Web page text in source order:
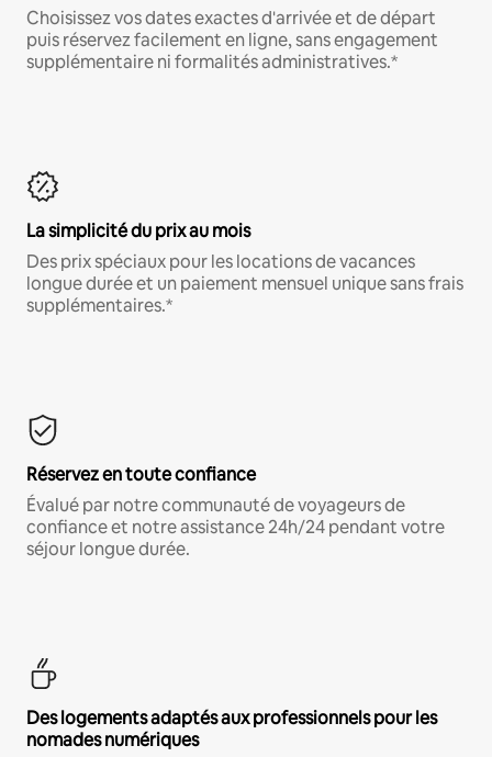
Choisissez vos dates exactes d'arrivée et de départ
puis réservez facilement en ligne, sans engagement
supplémentaire ni formalités administratives.*
La simplicité du prix au mois
Des prix spéciaux pour les locations de vacances
longue durée et un paiement mensuel unique sans frais
supplémentaires.*
Réservez en toute confiance
Évalué par notre communauté de voyageurs de
confiance et notre assistance 24h/24 pendant votre
séjour longue durée.
Des logements adaptés aux professionnels pour les
nomades numériques